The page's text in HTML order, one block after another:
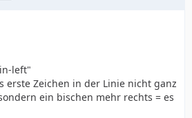
left"
erste Zeichen in der Linie nicht ganz
ein bischen mehr rechts = es